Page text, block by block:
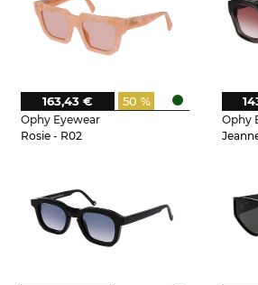
Ophy Eyewear
Rosie - R02
50 %
163,43 €
Ophy